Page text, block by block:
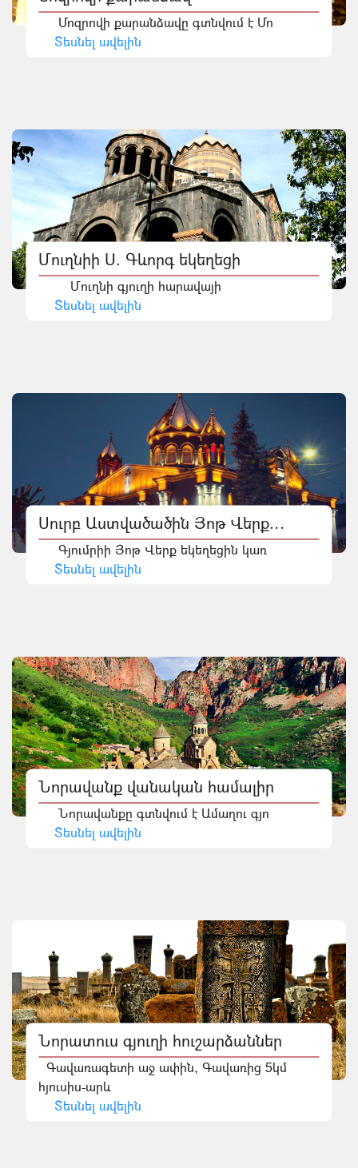
Մոզրովի քարանձավը գտնվում է Մո
Տեսնել ավելին
Մուղնիի Ս. Գևորգ եկեղեցի
Մուղնի գյուղի հարավայի
Տեսնել ավելին
Սուրբ Աստվածածին Յոթ Վերք
եկեղեցի
Գյումրիի Յոթ Վերք եկեղեցին կառ
Տեսնել ավելին
Նորավանք վանական համալիր
Նորավանքը գտնվում է Ամաղու գյո
Տեսնել ավելին
Նորատուս գյուղի հուշարձաններ
Գավառագետի աջ ափին, Գավառից 5կմ
հյուսիս-արև
Տեսնել ավելին